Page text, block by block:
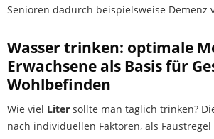
Senioren dadurch beispielsweise Demenz
Wasser trinken: optimale
Erwachsene als Basis für
Wohlbefinden
Wie viel Liter sollte man täglich trinken?
nach individuellen Faktoren, als